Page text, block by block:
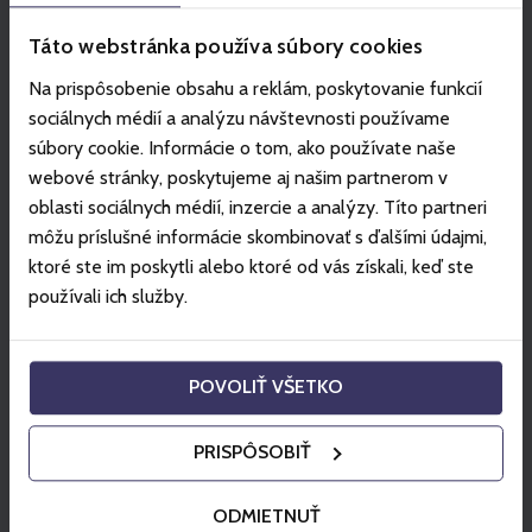
Táto webstránka používa súbory cookies
Na prispôsobenie obsahu a reklám, poskytovanie funkcií
sociálnych médií a analýzu návštevnosti používame
súbory cookie. Informácie o tom, ako používate naše
webové stránky, poskytujeme aj našim partnerom v
oblasti sociálnych médií, inzercie a analýzy. Títo partneri
môžu príslušné informácie skombinovať s ďalšími údajmi,
ktoré ste im poskytli alebo ktoré od vás získali, keď ste
používali ich služby.
POVOLIŤ VŠETKO
PRISPÔSOBIŤ
ODMIETNUŤ